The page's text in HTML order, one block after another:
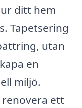
ditt hem
Tapetsering
utan
en
miljö.
ett